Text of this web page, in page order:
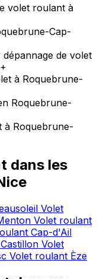
volet roulant à
Cap-
de volet
+
à Roquebrune-
Roquebrune-
à Roquebrune-
dans les
Volet
Volet roulant
Cap-d'Ail
Volet
Volet roulant Èze